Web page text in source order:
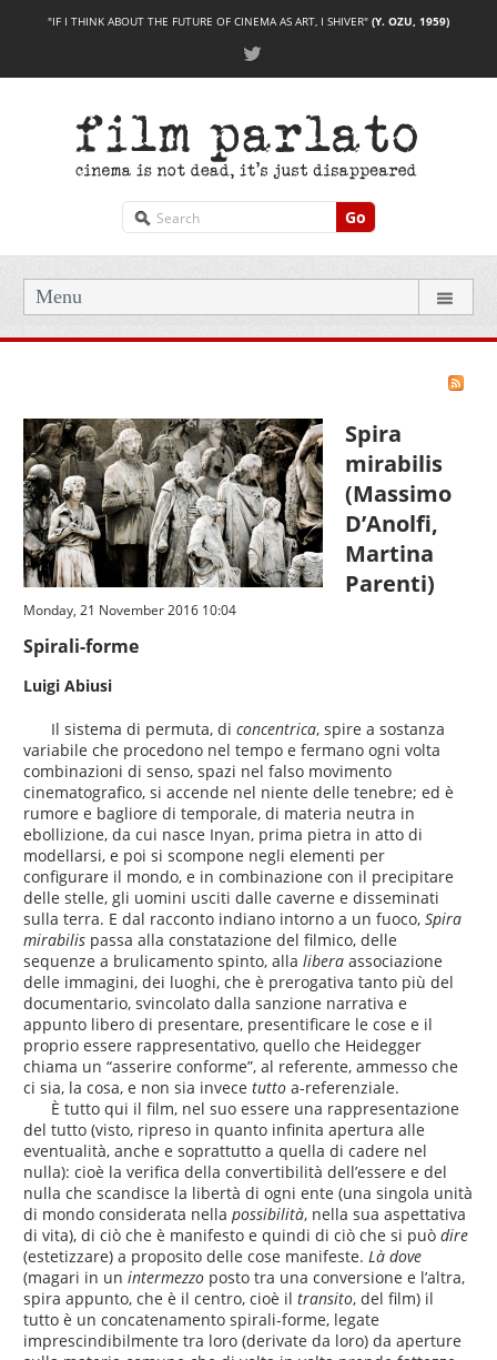
"IF I THINK ABOUT THE FUTURE OF CINEMA AS ART, I SHIVER" (Y. OZU, 1959)
Go
Menu
Spira
mirabilis
(Massimo
D’Anolfi,
Martina
Parenti)
Monday, 21 November 2016 10:04
Spirali-forme
Luigi Abiusi
Il sistema di permuta, diconcentrica, spire a sostanza
variabile che procedono nel tempo e fermano ogni volta
combinazioni di senso, spazi nel falso movimento
cinematografico, si accende nel niente delle tenebre; ed è
rumore e bagliore di temporale, di materia neutra in
ebollizione, da cui nasce Inyan, prima pietra in atto di
modellarsi, e poi si scompone negli elementi per
configurare il mondo, e in combinazione con il precipitare
delle stelle, gli uomini usciti dalle caverne e disseminati
sulla terra. E dal racconto indiano intorno a un fuoco,Spira
mirabilis passa alla constatazione del filmico, delle
sequenze a brulicamento spinto, allalibera associazione
delle immagini, dei luoghi, che è prerogativa tanto più del
documentario, svincolato dalla sanzione narrativa e
appunto libero di presentare, presentificare le cose e il
proprio essere rappresentativo, quello che Heidegger
chiama un “asserire conforme”, al referente, ammesso che
ci sia, la cosa, e non sia invecetutto a-referenziale.
È tutto qui il film, nel suo essere una rappresentazione
del tutto (visto, ripreso in quanto infinita apertura alle
eventualità, anche e soprattutto a quella di cadere nel
nulla): cioè la verifica della convertibilità dell’essere e del
nulla che scandisce la libertà di ogni ente (una singola unità
di mondo considerata nellapossibilità, nella sua aspettativa
di vita), di ciò che è manifesto e quindi di ciò che si puòdire
(estetizzare) a proposito delle cose manifeste.Là dove
(magari in unintermezzo posto tra una conversione e l’altra,
spira appunto, che è il centro, cioè iltransito, del film) il
tutto è un concatenamento spirali-forme, legate
imprescindibilmente tra loro (derivate da loro) da aperture